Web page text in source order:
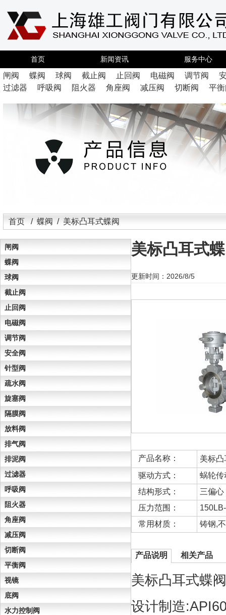
首页 新闻资讯 服务中心
闸阀 蝶阀 球阀 截止阀 止回阀 电磁阀 调节阀
过滤器
呼吸阀 阻火器 角座阀 减压阀 切断阀 平
首页 / 蝶阀 / 美标凸耳式蝶阀
闸阀
蝶阀
球阀
截止阀
止回阀
电磁阀
调节阀
安全阀
针型阀
疏水阀
旋塞阀
隔膜阀
放料阀
排气阀
排泥阀
过滤器
呼吸阀
阻火器
角座阀
减压阀
切断阀
平衡阀
视镜
底阀
水力控制阀
美标凸耳式
更新时间：2026/8/5
产品名称：
美标
驱动方式：
蜗轮传
结构形式：
三偏心
压力范围：
常用材质：
铸钢,
产品说明 相关产品
美标凸耳式蝶
设计制造